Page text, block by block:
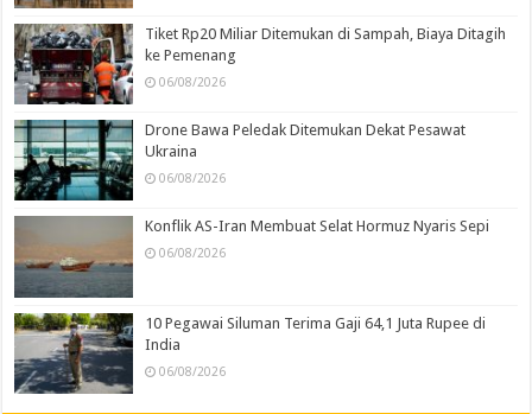
Tiket Rp20 Miliar Ditemukan di Sampah, Biaya Ditagih
ke Pemenang
06/08/2026
Drone Bawa Peledak Ditemukan Dekat Pesawat
Ukraina
06/08/2026
Konflik AS-Iran Membuat Selat Hormuz Nyaris Sepi
06/08/2026
10 Pegawai Siluman Terima Gaji 64,1 Juta Rupee di
India
06/08/2026